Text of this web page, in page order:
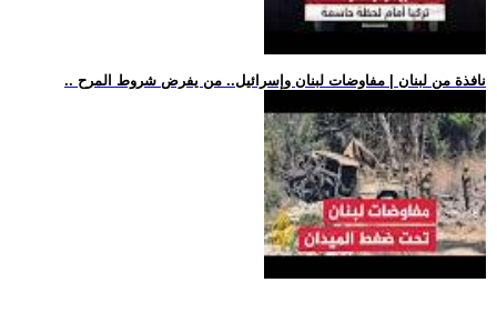
.. نافذة من لبنان | مفاوضات لبنان وإسرائيل.. من يفرض شروط المرح